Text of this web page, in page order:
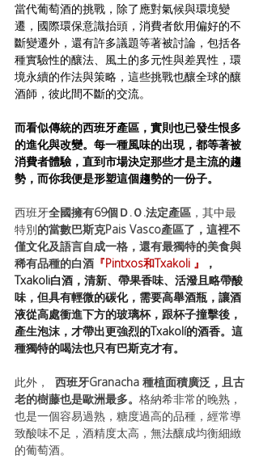
當代葡萄酒的挑戰，除了應對氣候與環境變
遷，國際環保意識抬頭，消費者飲用偏好的不
斷變遷外，還有許多議題等著被討論，包括各
種實驗性的釀法、風土的多元性與差異性，環
境永續的作法與策略，這些挑戰也釀全球的釀
酒師，彼此間不斷的交流。
而看似傳統的西班牙產區，實則也已發生恨多
的進化與改變。每一種風味的出現，都等著被
消費者體驗，直到市場決定那些才是主流的趨
勢，而你我便是形塑這個趨勢的一份子。
西班牙全國擁有69個Ｄ.Ｏ.法定產區 ，其中最
特別的當數巴斯克Pais Vasco產區了，這裡不
僅文化及語言自成一格，還有最獨特的美食與
稀有品種的白酒 『Pintxos和Txakoli 』
，
Txakoli白酒，清新、帶果香味、活潑且略帶酸
味，但具有輕微的碳化，需要高舉酒瓶，讓酒
液從高處衝進下方的玻璃杯，跟杯子撞擊後，
產生泡沫，才帶出更強烈的Txakolí的酒香。這
種獨特的喝法也只有巴斯克才有。
此外， 西班牙Granacha 種植面積廣泛，且古
老的樹藤也是歐洲最多。 格納希非常的晚熟，
也是一個容易過熟，糖度過高的品種，經常導
致酸味不足，酒精度太高，無法釀成均衡細緻
的葡萄酒。